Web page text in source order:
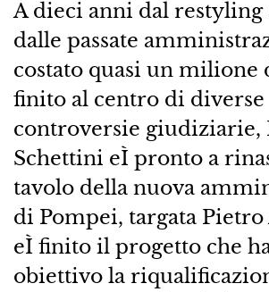
A dieci anni dal restyling
dalle passate
costato quasi un milione
finito al centro di diverse
controversie giudiziarie,
Schettini eÌ pronto a
tavolo della nuova
di Pompei, targata
eÌ finito il progetto che
obiettivo la